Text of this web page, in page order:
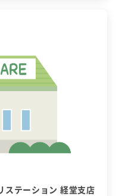
ステーション 経堂支店